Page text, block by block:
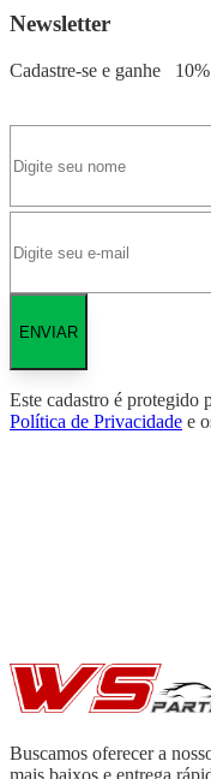
Newsletter
Cadastre-se e ganhe
ENVIAR
Este cadastro é protegido
Política de Privacidade e
Buscamos oferecer a